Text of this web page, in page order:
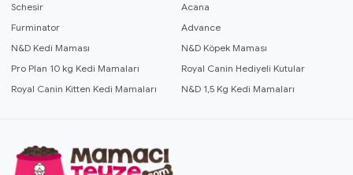
Schesir
Acana
Furminator
Advance
N&D Kedi Maması
N&D Köpek Maması
Pro Plan 10 kg Kedi Mamaları
Royal Canin Hediyeli Kutular
Royal Canin Kitten Kedi Mamaları
N&D 1,5 Kg Kedi Mamaları